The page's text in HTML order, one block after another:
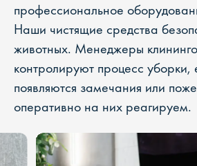
профессиональное
Наши чистящие средства
животных. Менеджеры
контролируют процесс уборки,
появляются замечания или
оперативно на них реагируем.